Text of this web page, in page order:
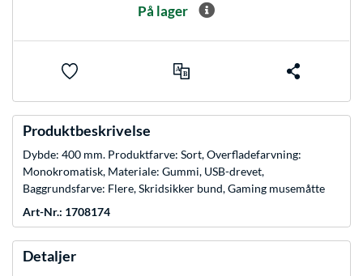
På lager
Produktbeskrivelse
Dybde: 400 mm. Produktfarve: Sort, Overfladefarvning:
Monokromatisk, Materiale: Gummi, USB-drevet,
Baggrundsfarve: Flere, Skridsikker bund, Gaming musemåtte
Art-Nr.: 1708174
Detaljer